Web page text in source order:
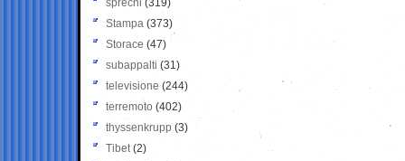
sprechi (319)
Stampa (373)
Storace (47)
subappalti (31)
televisione(244)
terremoto (402)
thyssenkrupp (3)
Tibet(2)